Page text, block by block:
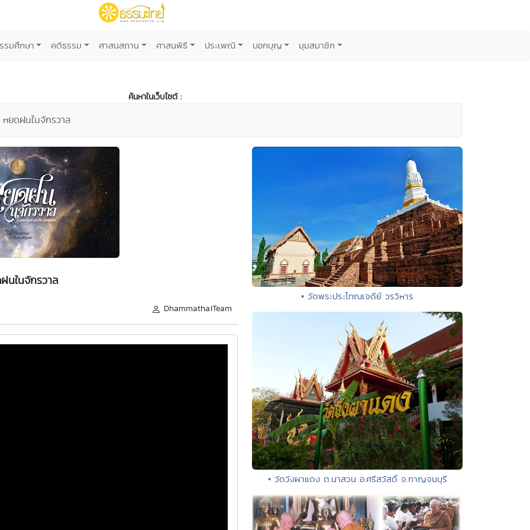
รมศึกษา คติธรรม ศาสนสถาน ศาสนพิธี ประเพณี บอกบุญ มุมสมาชิก
ค้นหาในเว็บไซต์ :
หยดฝนในจักรวาล
นในจักรวาล
DhammathaiTeam
• วัดพระประโทณเจดีย์ วรวิหาร
• วัดวังผาแดง ต.นาสวน อ.ศรีสวัสดิ์ จ.กาญจนบุรี